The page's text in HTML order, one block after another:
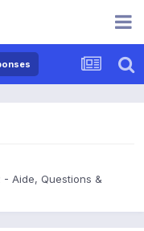
- Aide, Questions &